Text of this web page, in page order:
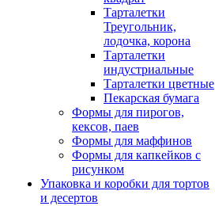
Тарталетки
Треугольник,
лодочка, корона
Тарталетки
индустриальные
Тарталетки цветные
Пекарская бумага
Формы для пирогов,
кексов, паев
Формы для маффинов
Формы для капкейков с
рисунком
Упаковка и коробки для тортов
и десертов